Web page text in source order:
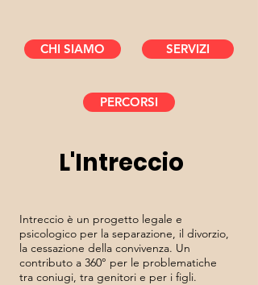
L'Intreccio
Intreccio è un progetto legale e
psicologico per la separazione, il divorzio,
la cessazione della convivenza. Un
contributo a 360° per le problematiche
tra coniugi, tra genitori e per i figli.
CHI SIAMO SERVIZI
PERCORSI